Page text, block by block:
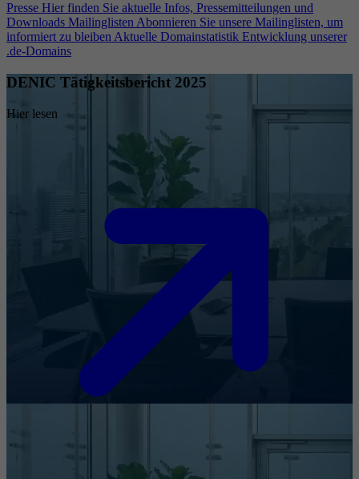
Presse Hier finden Sie aktuelle Infos, Pressemitteilungen und
Downloads Mailinglisten Abonnieren Sie unsere Mailinglisten, um
informiert zu bleiben Aktuelle Domainstatistik Entwicklung unserer
.de-Domains
DENIC Tätigkeitsbericht 2025
Hier lesen